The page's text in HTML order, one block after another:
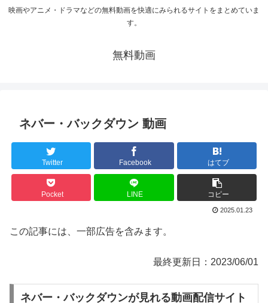
映画やアニメ・ドラマなどの無料動画を快適にみられるサイトをまとめていま
す。
無料動画
ネバー・バックダウン 動画
Twitter Facebook はてブ
Pocket LINE コピー
2025.01.23
この記事には、一部広告を含みます。
最終更新日：2023/06/01
ネバー・バックダウンが見れる動画配信サイト